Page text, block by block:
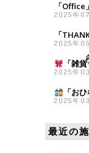
「Office」
2025年
「
2025年
「雑貨
2025年
「お
2025年
最近の